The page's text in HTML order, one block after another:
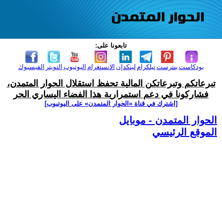
تابعونا على:
الفيسبوك التويتر اليوتيوب الانستغرام لينكدإن تيلكرامبنترست بودكاست
تبرعاتكم وتبرعاتكن المالية تحفظ استقلال الحوار المتمدن،
فشاركونا في دعم استمرارية هذا الفضاء اليساري الحر
[اشترك في قناة ‫«الحوار المتمدن» على اليوتيوب]
الحوار المتمدن - موبايل
الموقع الرئيسي